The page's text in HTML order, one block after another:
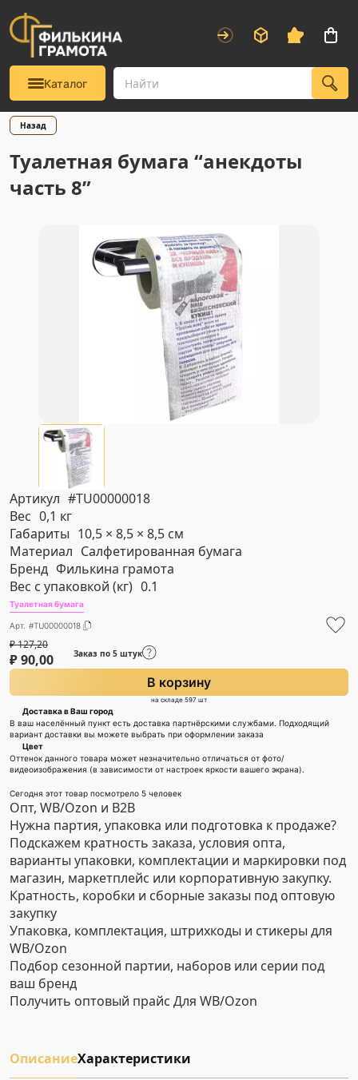
Каталог
Назад
Туалетная бумага “анекдоты
часть 8”
Артикул #TU00000018
Вес 0,1 кг
Габариты 10,5 × 8,5 × 8,5 см
Материал Салфетированная бумага
Бренд Филькина грамота
Вес с упаковкой (кг) 0.1
Туалетная бумага
Арт. #TU00000018
₽127,20
₽90,00 Заказ по 5 штук
В корзину
на складе 597 шт
Доставка в Ваш город
В ваш населённый пункт есть доставка партнёрскими службами. Подходящий
вариант доставки вы можете выбрать при оформлении заказа
Цвет
Оттенок данного товара может незначительно отличаться от фото/
видеоизображения (в зависимости от настроек яркости вашего экрана).
Сегодня этот товар посмотрело 5 человек
Опт, WB/Ozon и B2B
Нужна партия, упаковка или подготовка к продаже?
Подскажем кратность заказа, условия опта,
варианты упаковки, комплектации и маркировки под
магазин, маркетплейс или корпоративную закупку.
Кратность, коробки и сборные заказы под оптовую
закупку
Упаковка, комплектация, штрихкоды и стикеры для
WB/Ozon
Подбор сезонной партии, наборов или серии под
ваш бренд
Получить оптовый прайс Для WB/Ozon
ОписаниеХарактеристики